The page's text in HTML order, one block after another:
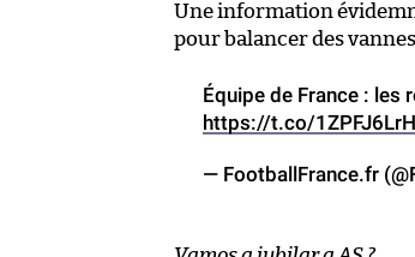
Une information
pour balancer des
Équipe de France :
https://t.co/
— FootballFrance.fr